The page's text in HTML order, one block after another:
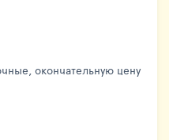
окончательную цену